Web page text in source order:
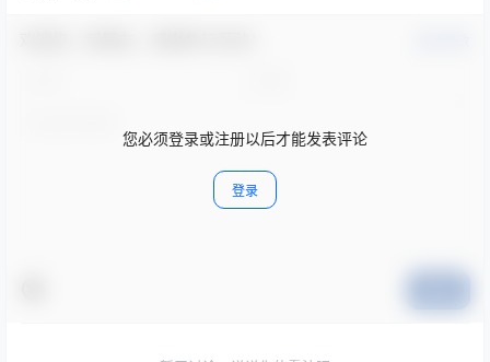
您必须登录或注册以后才能发表评论
登录